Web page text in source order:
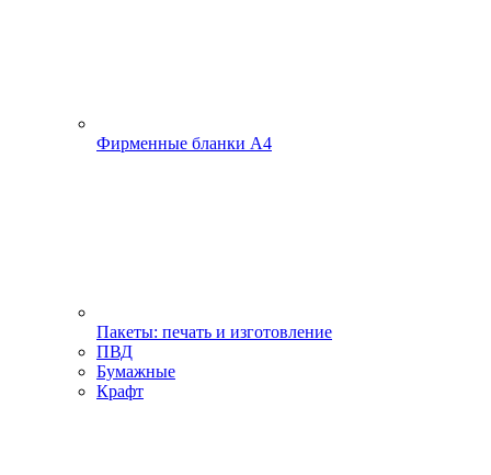
Фирменные бланки А4
Пакеты: печать и изготовление
ПВД
Бумажные
Крафт